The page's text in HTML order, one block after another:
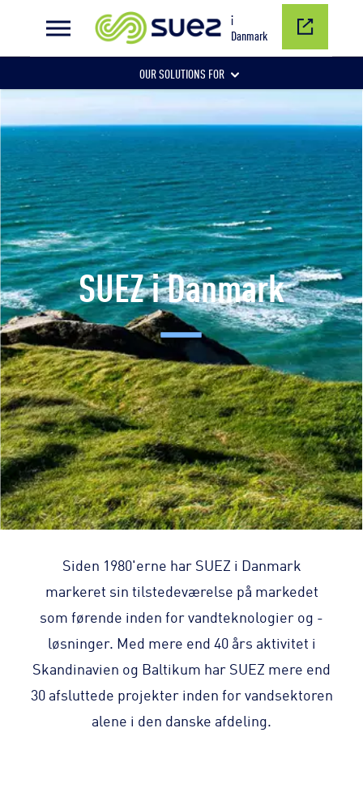
i
Danmark
OUR SOLUTIONS FOR
SPILDEVAND
DRIKKEVAND
INDUSTRIVAND
SUEZ i Danmark
Siden 1980'erne har SUEZ i Danmark
markeret sin tilstedeværelse på markedet
som førende inden for vandteknologier og -
løsninger. Med mere end 40 års aktivitet i
Skandinavien og Baltikum har SUEZ mere end
30 afsluttede projekter inden for vandsektoren
alene i den danske afdeling.